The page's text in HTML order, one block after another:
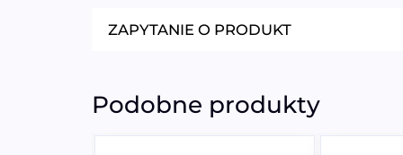
ZAPYTANIE O PRODUKT
Podobne produkty